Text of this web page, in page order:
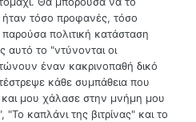
ήταν τόσο προφανές, τόσο
πολιτική κατάσταση
αυτό το "ντύνονται οι
έναν κακρινοπαθή δικό
κάθε συμπάθεια που
και μου χάλασε στην μνήμη μου
καπλάνι της βιτρίνας" και το